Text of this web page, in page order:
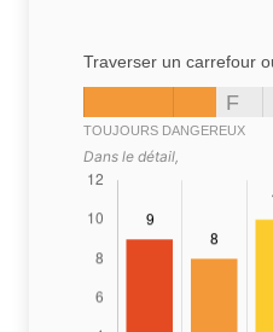
Traverser un carrefour
F
TOUJOURS DANGEREUX
Dans le détail,